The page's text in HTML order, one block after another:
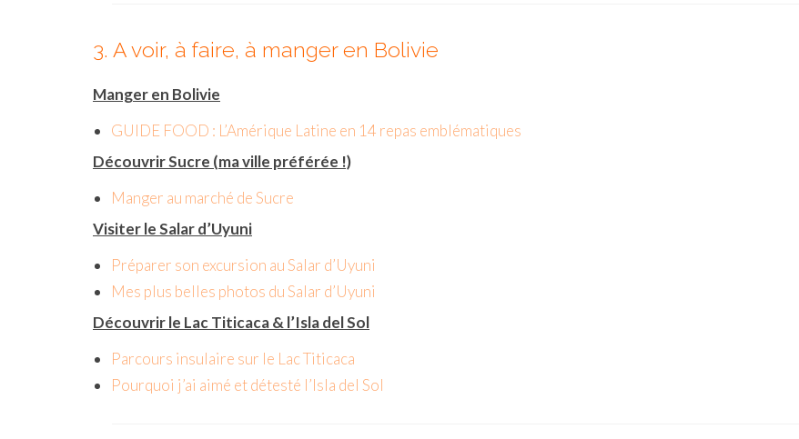
3. A voir, à faire, à manger en Bolivie
Manger en Bolivie
GUIDE FOOD : L’Amérique Latine en 14 repas emblématiques
Découvrir Sucre (ma ville préférée !)
Manger au marché de Sucre
Visiter le Salar d’Uyuni
Préparer son excursion au Salar d’Uyuni
Mes plus belles photos du Salar d’Uyuni
Découvrir le Lac Titicaca & l’Isla del Sol
Parcours insulaire sur le Lac Titicaca
Pourquoi j’ai aimé et détesté l’Isla del Sol